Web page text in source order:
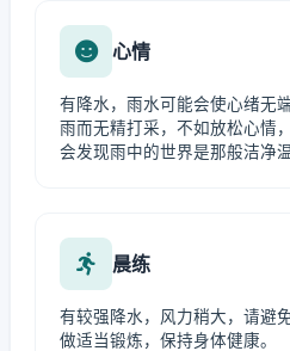
心情
有降水，雨水可能会使心绪无
雨而无精打采，不如放松心情
会发现雨中的世界是那般洁净
晨练
有较强降水，风力稍大，请避
做适当锻炼，保持身体健康。